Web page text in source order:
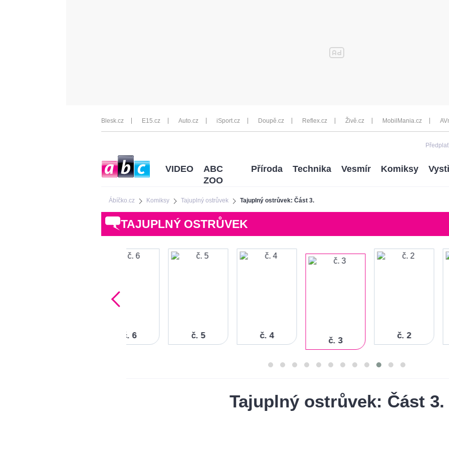
Blesk.cz E15.cz Auto.cz iSport.cz Doupě.cz Reflex.cz Živě.cz MobilMania.cz
Ábíčko.cz Komiksy Tajuplný ostrůvek Tajuplný ostrůvek: Část 3.
VIDEO
ABC
ZOO
Příroda Technika Vesmír Komiksy
TAJUPLNÝ OSTRŮVEK
č. 6 č. 5 č. 4
č. 3
č. 2
Tajuplný ostrůvek: Část 3.